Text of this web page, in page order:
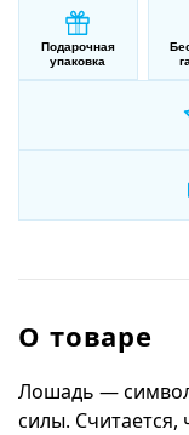
Подарочная
упаковка
О товаре
Лошадь —
силы. Считается,